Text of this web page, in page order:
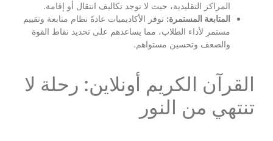
المراكز التقليدية، حيث لا توجد تكاليف انتقال أو إقامة.
المتابعة المستمرة: توفر الأكاديميات عادةً نظام متابعة وتقييم
مستمر لأداء الطلاب، مما يساعدهم على تحديد نقاط القوة
والضعف وتحسين مستواهم.
القرآن الكريم أونلاين: رحلة لا
تنتهي من النور